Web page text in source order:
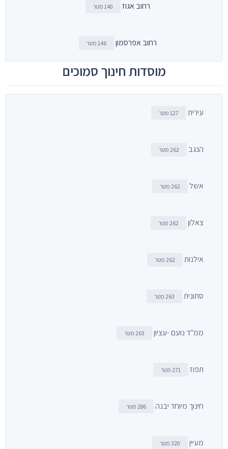
רחוב אגוז 140 מטר
רחוב אפרסמון 146 מטר
מוסדות חינוך סמוכים
עירית 127 מטר
הנגב 262 מטר
אשל 262 מטר
צאלון 262 מטר
אילנות 262 מטר
סתונית 263 מטר
ממ"ד נועם -עציון 263 מטר
תפוז 271 מטר
חינוך מיוחד יבנה 286 מטר
מעיין 320 מטר